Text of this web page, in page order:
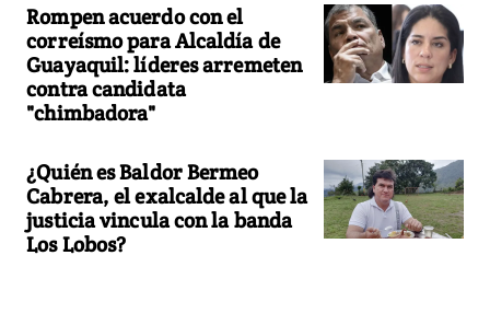
Rompen acuerdo con el
correísmo para Alcaldía de
Guayaquil: líderes arremeten
contra candidata
"chimbadora"
¿Quién es Baldor Bermeo
Cabrera, el exalcalde al que la
justicia vincula con la banda
Los Lobos?